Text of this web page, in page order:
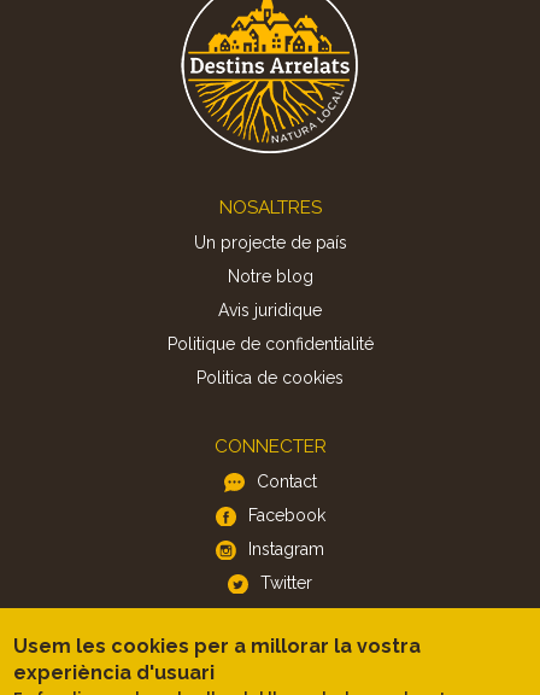
NOSALTRES
Un projecte de país
Notre blog
Avis juridique
Politique de confidentialité
Politica de cookies
CONNECTER
Contact
Facebook
Instagram
Twitter
APP
Usem les cookies per a millorar la vostra
experiència d'usuari